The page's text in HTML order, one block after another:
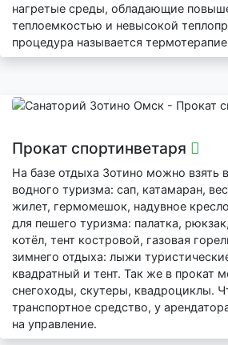
нагретые среды, обладающие
теплоемкостью и невысокой
процедура называется
Прокат спортинветаря
На базе отдыха Зотино можно взять
водного туризма: сап, катамаран,
жилет, гермомешок, надувное
для пешего туризма: палатка,
котёл, тент костровой, газовая
зимнего отдыха: лыжи
квадратный и тент. Так же в прокат
снегоходы, скутеры, квадроциклы.
транспортное средство, у
на управление.